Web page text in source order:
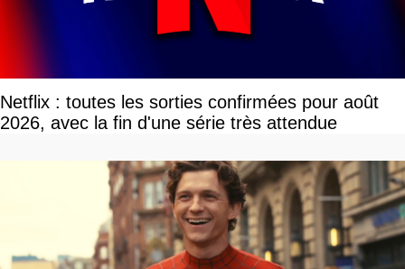
Netflix : toutes les sorties confirmées pour août
2026, avec la fin d'une série très attendue